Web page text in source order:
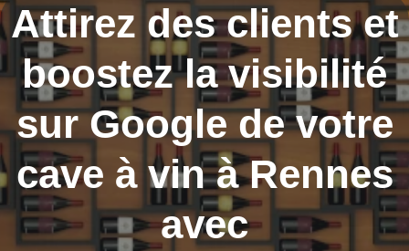
Attirez des clients et
boostez la visibilité
sur Google de votre
cave à vin àRennes
avec